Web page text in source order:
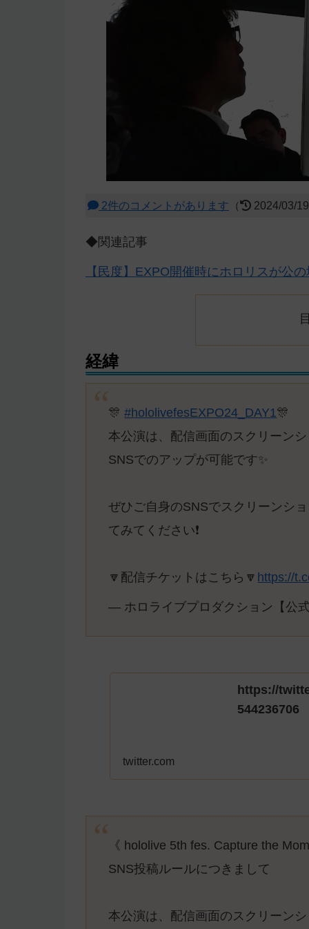
2件のコメントがあります （ 2024/03/
◆関連記事
【民度】EXPO開催時にホロリスが公
経緯
🎊#hololivefesEXPO24_DAY1 🎊
本公演は、配信画面のスクリーン
SNSでのアップが可能です✨
ぜひご自身のSNSでスクリーンシ
てみてください❗️
🔽配信チケットはこちら🔽 https://
— ホロライブプロダクション【公
https://
544236706
twitter.com
《 hololive 5th fes. Capture the
SNS投稿ルールにつきまして
本公演は、配信画面のスクリーン